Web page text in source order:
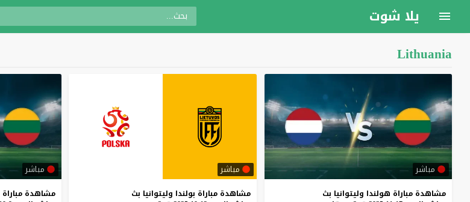
يلا شوت
Lithuania
مباشر
مشاهدة مباراة هولندا وليتوانيا بث
مباشر
مشاهدة مباراة بولندا وليتوانيا بث
مباشر
مشاهدة مباراة